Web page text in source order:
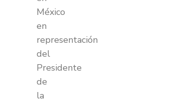
México
en
representación
del
Presidente
de
la